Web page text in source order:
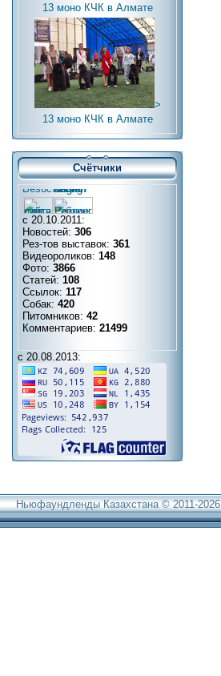
13 моно КЧК в Алмате
>
13 моно КЧК в Алмате
Счётчики
с 20.10.2011:
Новостей: 306
Рез-тов выставок: 361
Видеороликов: 148
Фото: 3866
Статей: 108
Ссылок: 117
Собак: 420
Питомников: 42
Комментариев: 21499
с 20.08.2013:
Ньюфаундленды Казахстана © 2011-2026